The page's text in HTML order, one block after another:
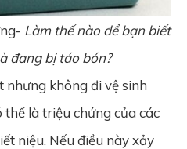
Làm thế nào để bạn biết
đang bị táo bón?
nhưng không đi vệ sinh
thể là triệu chứng của các
niệu. Nếu điều này xảy